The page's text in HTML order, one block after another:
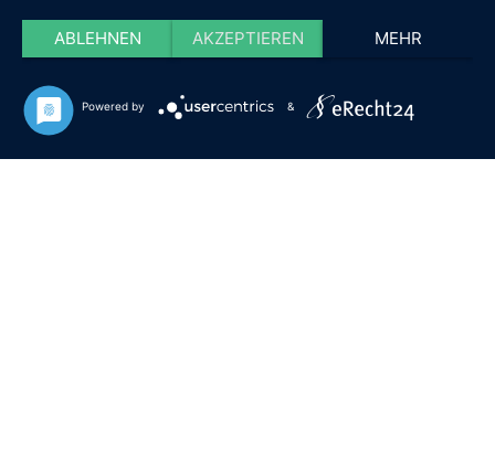
ABLEHNEN AKZEPTIEREN MEHR
Powered by &